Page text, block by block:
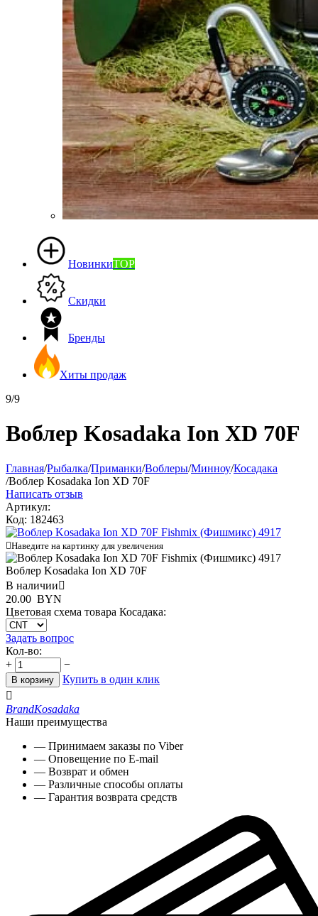
НовинкиTOP
Скидки
Бренды
Хиты продаж
9/9
Воблер Kosadaka Ion XD 70F
Главная/Рыбалка/Приманки/Воблеры/Минноу/Косадака
/Воблер Kosadaka Ion XD 70F
Написать отзыв
Артикул:
Код: 182463
Наведите на картинку для увеличения
Воблер Kosadaka Ion XD 70F
В наличии
20.00 BYN
Цветовая схема товара Косадака:
Задать вопрос
Кол-во:
+
−
В корзину
Купить в один клик

BrandKosadaka
Наши преимущества
— Принимаем заказы по Viber
— Оповещение по E-mail
— Возврат и обмен
— Различные способы оплаты
— Гарантия возврата средств